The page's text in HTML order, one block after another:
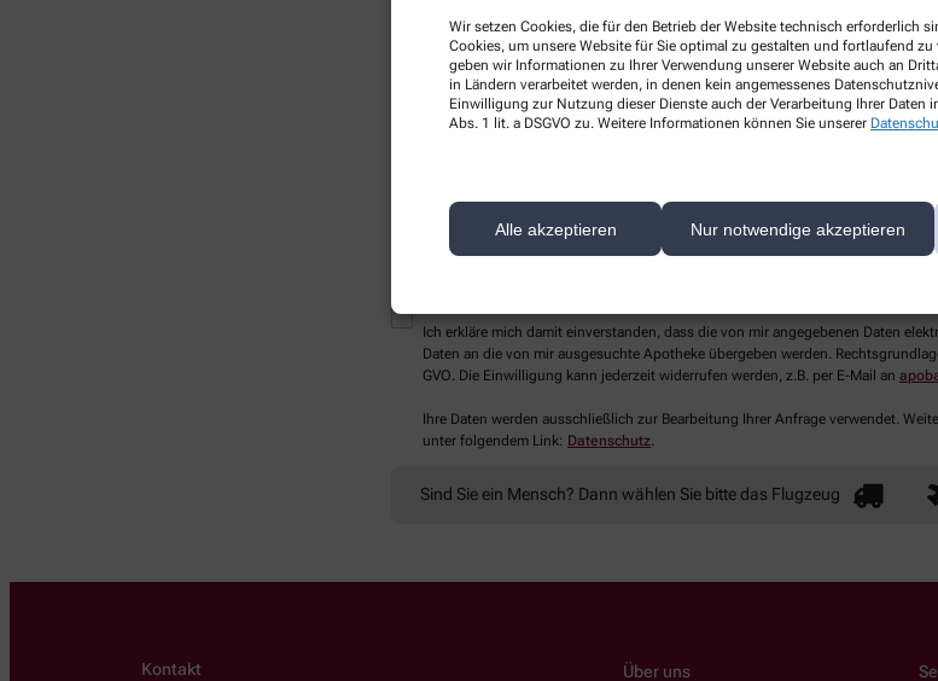
Wir setzen Cookies, die für den Betrieb der Website technisch erforderlich
Cookies, um unsere Website für Sie optimal zu gestalten und fortlaufend
geben wir Informationen zu Ihrer Verwendung unserer Website auch an
in Ländern verarbeitet werden, in denen kein angemessenes
Einwilligung zur Nutzung dieser Dienste auch der Verarbeitung Ihrer Daten
Abs. 1 lit. a DSGVO zu. Weitere Informationen können Sie unserer
Alle akzeptieren Nur notwendige akzeptieren
E-Mail *
Ihre Nachricht *
Ich erkläre mich damit einverstanden, dass die von mir angegebenen Daten
Daten an die von mir ausgesuchte Apotheke übergeben werden.
GVO. Die Einwilligung kann jederzeit widerrufen werden, z.B. per E-Mail an
Ihre Daten werden ausschließlich zur Bearbeitung Ihrer Anfrage verwendet.
unter folgendem Link: Datenschutz.
Sind Sie ein Mensch? Dann wählen Sie bittedas Flugzeug
Kontakt Über uns